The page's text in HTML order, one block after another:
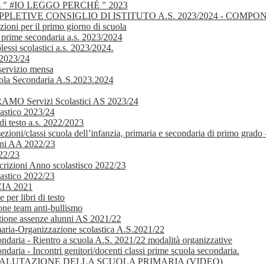
" #IO LEGGO PERCHÉ " 2023
CONSIGLIO DI ISTITUTO A.S. 2023/2024 -
per il primo giorno di scuola
secondaria a.s. 2023/2024
scolastici a.s. 2023/2024.
24
mensa
Secondaria A.S.2023.2024
Servizi Scolastici AS 2023/24
2023/24
testo a.s. 2022/2023
classi scuola dell’infanzia, primaria e secondaria di primo
AA 2022/23
23
Anno scolastisco 2022/23
2022/23
2021
per libri di testo
team anti-bullismo
assenze alunni AS 2021/22
Organizzazione scolastica A.S.2021/22
- Rientro a scuola A.S. 2021/22 modalità organizzative
- Incontri genitori/docenti classi prime scuola secondaria.
DELLA SCUOLA PRIMARIA (VIDEO)